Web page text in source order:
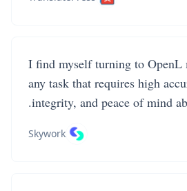
I find myself turning to OpenL
any task that requires high
integrity, and peace of mind
Skywork